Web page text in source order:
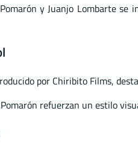
y Juanjo Lombarte
por Chiribito Films,
refuerzan un estilo